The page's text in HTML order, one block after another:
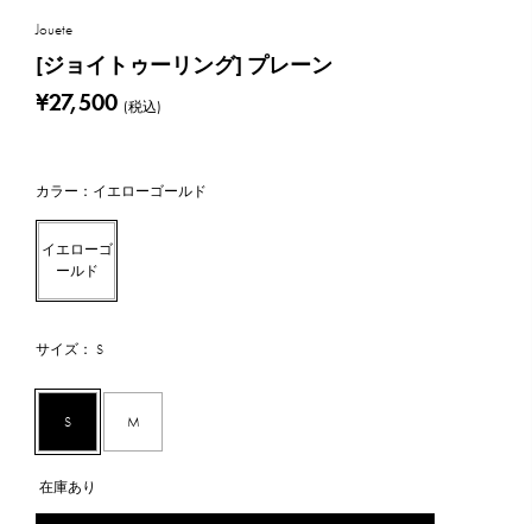
Jouete
[ジョイトゥーリング] プレーン
¥27,500 (税込)
カラー：イエローゴールド
イエローゴ
ールド
サイズ： S
S M
在庫あり